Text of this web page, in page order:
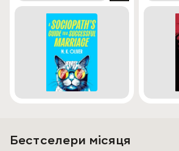
Бестселери місяця